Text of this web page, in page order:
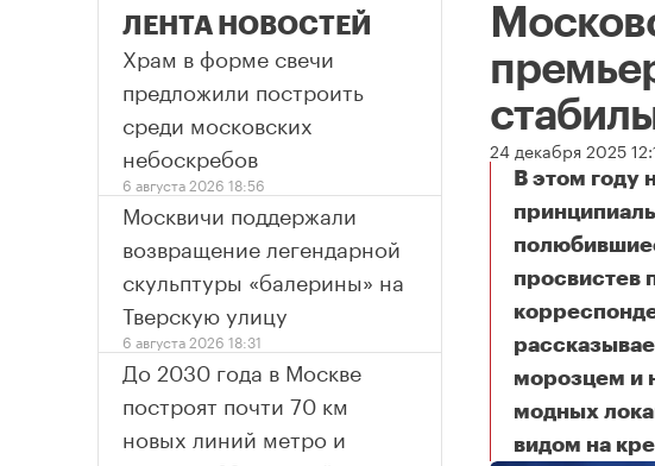
24 декабря 2025
В этом году
просвистев
морозцем и
модных
видом на
Московские
ЛЕНТА НОВОСТЕЙ
Храм в форме свечи
предложили построить
среди московских
небоскребов
6 августа 2026 18:56
Москвичи поддержали
возвращение легендарной
скульптуры «балерины» на
Тверскую улицу
6 августа 2026 18:31
До 2030 года в Москве
построят почти 70 км
новых линий метро и